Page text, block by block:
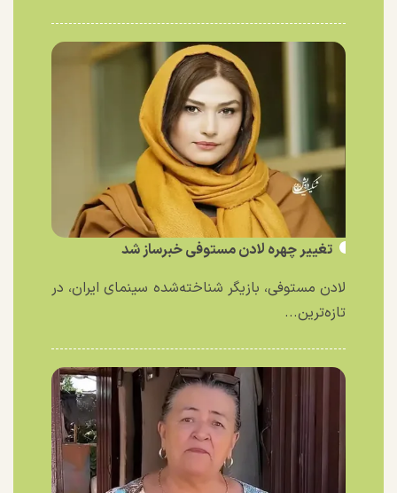
تغییر چهره لادن مستوفی خبرساز شد
لادن مستوفی، بازیگر شناخته‌شده سینمای ایران، در
تازه‌ترین...